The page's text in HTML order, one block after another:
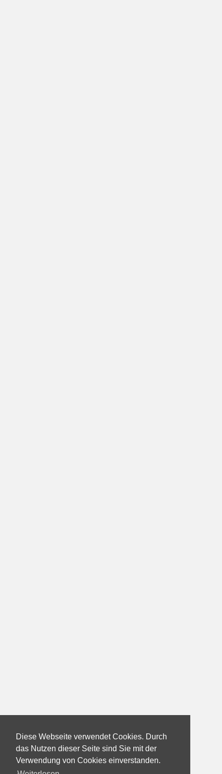
Diese Webseite verwendet Cookies. Durch
das Nutzen dieser Seite sind Sie mit der
Verwendung von Cookies einverstanden.